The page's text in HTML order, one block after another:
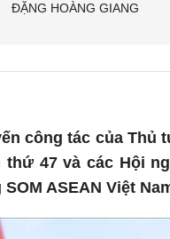
ĐẶNG HOÀNG GIANG
công tác của
thứ 47 và các Hội
ASEAN Việt